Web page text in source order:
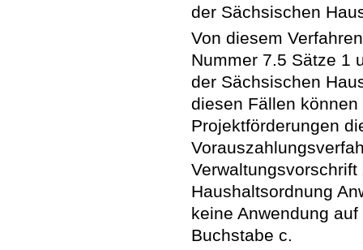
der Sächsischen
Von diesem
Nummer 7.5 Sätze 1
der Sächsischen
diesen Fällen
Projektförderungen
Haushaltsordnung
keine Anwendung
Buchstabe c.